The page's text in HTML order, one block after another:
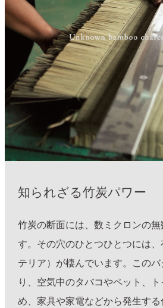
知られざる竹炭パワー
竹炭の断面には、数ミクロンの
す。その穴のひとつひとつには
テリア）が棲んでいます。この
り、空気中のタバコやペット、
め、家具や家電などから発生す